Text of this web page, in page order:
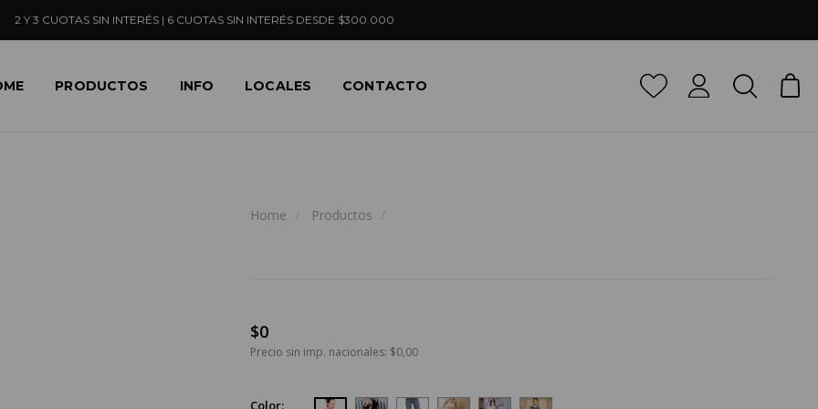
2 Y 3 CUOTAS SIN INTERÉS | 6 CUOTAS SIN INTERÉS DESDE $300.000
PRODUCTOS INFO LOCALES CONTACTO
Home Productos
$0
Precio sin imp. nacionales: $0,00
Color: